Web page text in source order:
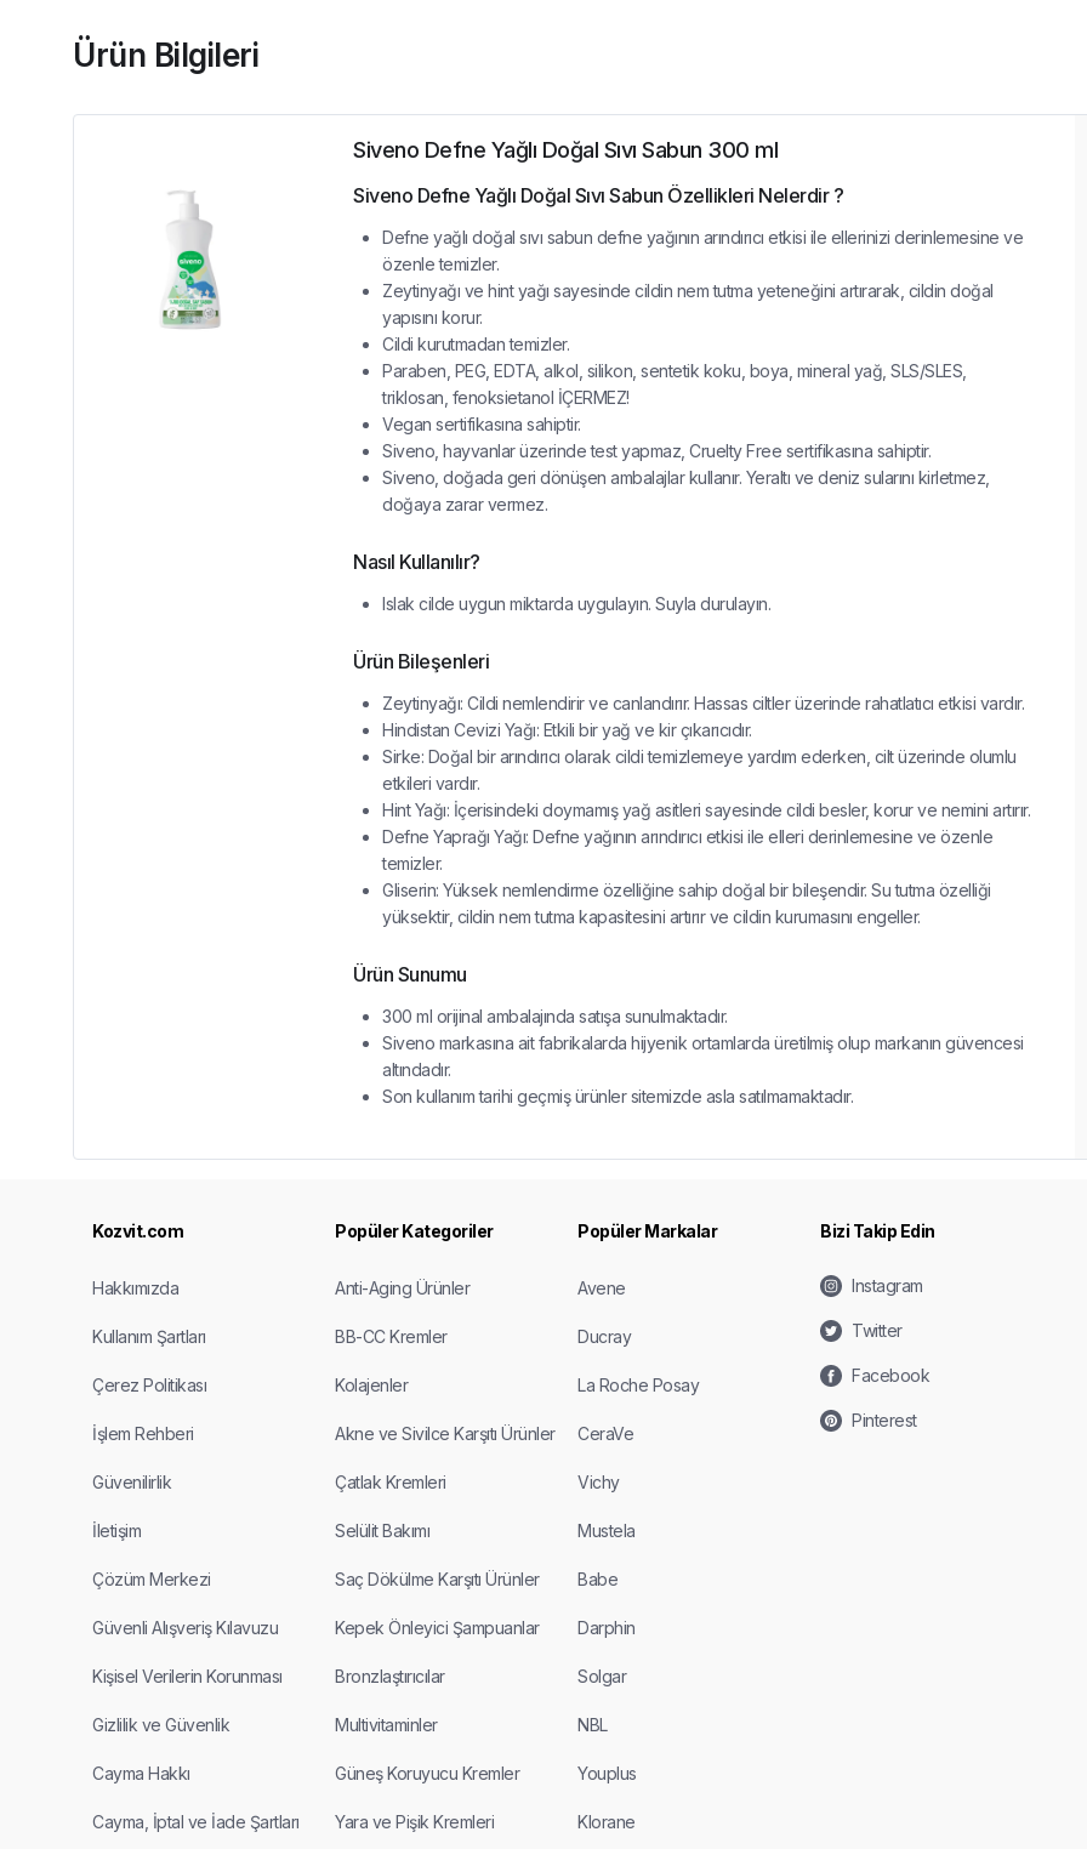
Ürün Bilgileri
Siveno Defne Yağlı Doğal Sıvı Sabun 300 ml
Siveno Defne Yağlı Doğal Sıvı Sabun Özellikleri Nelerdir ?
Defne yağlı doğal sıvı sabun defne yağının arındırıcı etkisi ile ellerinizi derinlemesine ve
özenle temizler.
Zeytinyağı ve hint yağı sayesinde cildin nem tutma yeteneğini artırarak, cildin doğal
yapısını korur.
Cildi kurutmadan temizler.
Paraben, PEG, EDTA, alkol, silikon, sentetik koku, boya, mineral yağ, SLS/SLES,
triklosan, fenoksietanol İÇERMEZ!
Vegan sertifikasına sahiptir.
Siveno, hayvanlar üzerinde test yapmaz, Cruelty Free sertifikasına sahiptir.
Siveno, doğada geri dönüşen ambalajlar kullanır. Yeraltı ve deniz sularını kirletmez,
doğaya zarar vermez.
Nasıl Kullanılır?
Islak cilde uygun miktarda uygulayın. Suyla durulayın.
Ürün Bileşenleri
Zeytinyağı: Cildi nemlendirir ve canlandırır. Hassas ciltler üzerinde rahatlatıcı etkisi vardır.
Hindistan Cevizi Yağı: Etkili bir yağ ve kir çıkarıcıdır.
Sirke: Doğal bir arındırıcı olarak cildi temizlemeye yardım ederken, cilt üzerinde olumlu
etkileri vardır.
Hint Yağı: İçerisindeki doymamış yağ asitleri sayesinde cildi besler, korur ve nemini artırır.
Defne Yaprağı Yağı: Defne yağının arındırıcı etkisi ile elleri derinlemesine ve özenle
temizler.
Gliserin: Yüksek nemlendirme özelliğine sahip doğal bir bileşendir. Su tutma özelliği
yüksektir, cildin nem tutma kapasitesini artırır ve cildin kurumasını engeller.
Ürün Sunumu
300 ml orijinal ambalajında satışa sunulmaktadır.
Siveno markasına ait fabrikalarda hijyenik ortamlarda üretilmiş olup markanın güvencesi
altındadır.
Son kullanım tarihi geçmiş ürünler sitemizde asla satılmamaktadır.
Kozvit.com
Hakkımızda
Kullanım Şartları
Çerez Politikası
İşlem Rehberi
Güvenilirlik
İletişim
Çözüm Merkezi
Güvenli Alışveriş Kılavuzu
Kişisel Verilerin Korunması
Gizlilik ve Güvenlik
Cayma Hakkı
Cayma, İptal ve İade Şartları
Popüler Kategoriler
Anti-Aging Ürünler
BB-CC Kremler
Kolajenler
Akne ve Sivilce Karşıtı Ürünler
Çatlak Kremleri
Selülit Bakımı
Saç Dökülme Karşıtı Ürünler
Kepek Önleyici Şampuanlar
Bronzlaştırıcılar
Multivitaminler
Güneş Koruyucu Kremler
Yara ve Pişik Kremleri
Popüler Markalar
Avene
Ducray
La Roche Posay
CeraVe
Vichy
Mustela
Babe
Darphin
Solgar
NBL
Youplus
Klorane
Bizi Takip Edin
Instagram
Twitter
Facebook
Pinterest